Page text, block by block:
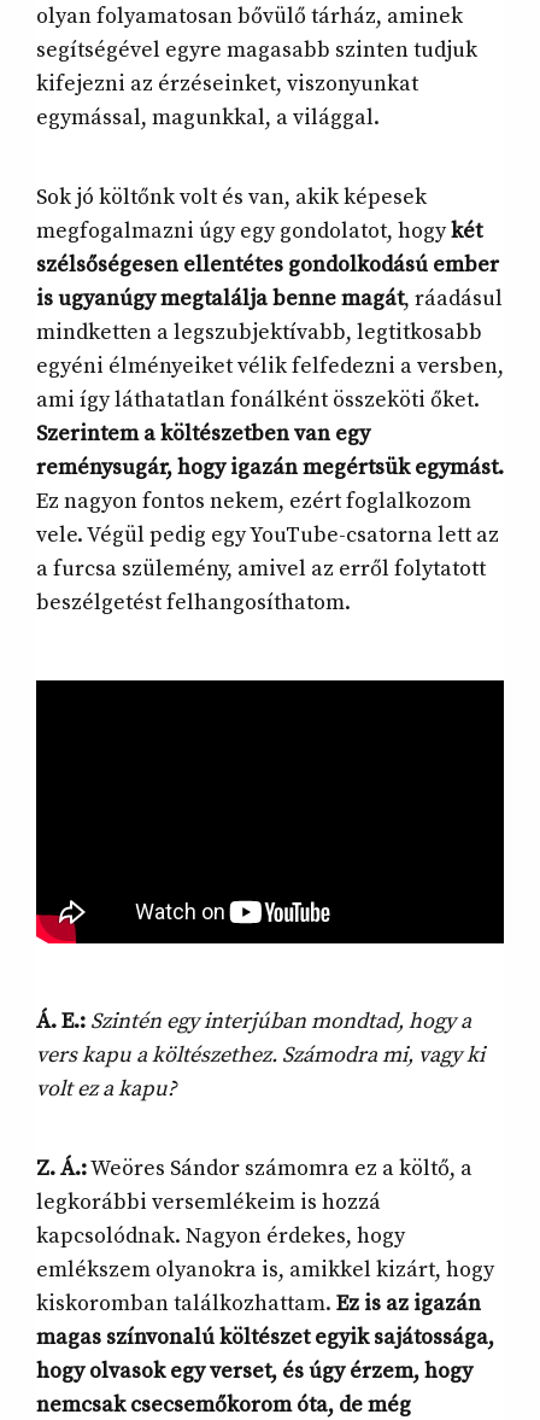
olyan folyamatosan bővülő tárház, aminek
segítségével egyre magasabb szinten tudjuk
kifejezni az érzéseinket, viszonyunkat
egymással, magunkkal, a világgal.
Sok jó költőnk volt és van, akik képesek
megfogalmazni úgy egy gondolatot, hogykét
szélsőségesen ellentétes gondolkodású ember
is ugyanúgy megtalálja benne magát, ráadásul
mindketten a legszubjektívabb, legtitkosabb
egyéni élményeiket vélik felfedezni a versben,
ami így láthatatlan fonálként összeköti őket.
Szerintem a költészetben van egy
reménysugár, hogy igazán megértsük egymást.
Ez nagyon fontos nekem, ezért foglalkozom
vele. Végül pedig egy YouTube-csatorna lett az
a furcsa szülemény, amivel az erről folytatott
beszélgetést felhangosíthatom.
Á. E.: Szintén egy interjúban mondtad, hogy a
vers kapu a költészethez. Számodra mi, vagy ki
volt ez a kapu?
Z. Á.:Weöres Sándor számomra ez a költő, a
legkorábbi versemlékeim is hozzá
kapcsolódnak. Nagyon érdekes, hogy
emlékszem olyanokra is, amikkel kizárt, hogy
kiskoromban találkozhattam. Ez is az igazán
magas színvonalú költészet egyik sajátossága,
hogy olvasok egy verset, és úgy érzem, hogy
nemcsak csecsemőkorom óta, de még